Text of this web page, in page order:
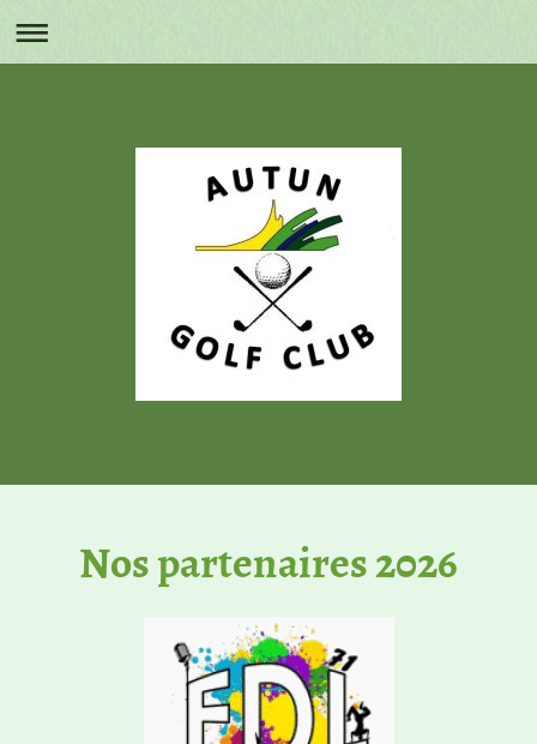
No​s partenaires 2026